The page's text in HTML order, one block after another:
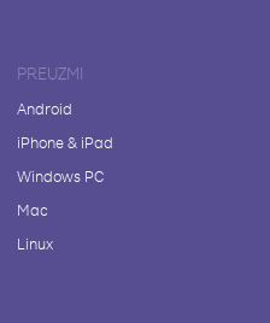
PREUZMI
Android
iPhone & iPad
Windows PC
Mac
Linux